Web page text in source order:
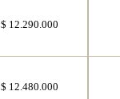
$ 12.290.000
$ 12.480.000